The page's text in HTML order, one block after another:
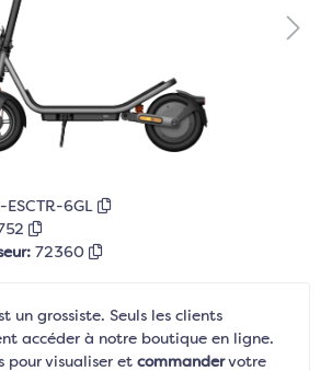
ESCTR-6GL
72360
un grossiste. Seuls les clients
accéder à notre boutique en ligne.
pour visualiser et commandervotre